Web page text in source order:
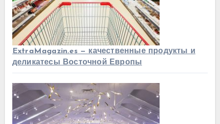
ExtraMagazin.es — качественные продукты и
деликатесы Восточной Европы